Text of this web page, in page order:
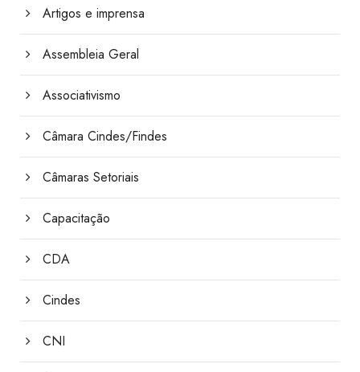
Artigos e imprensa
Assembleia Geral
Associativismo
Câmara Cindes/Findes
Câmaras Setoriais
Capacitação
CDA
Cindes
CNI